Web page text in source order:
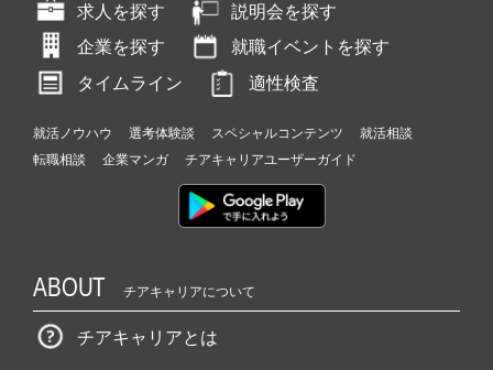
求人を探す
説明会を探す
企業を探す
就職イベントを探す
タイムライン
適性検査
就活ノウハウ 選考体験談 スペシャルコンテンツ
就活相談
転職相談
企業マンガ チアキャリアユーザーガイド
ABOUT チアキャリアについて
チアキャリアとは